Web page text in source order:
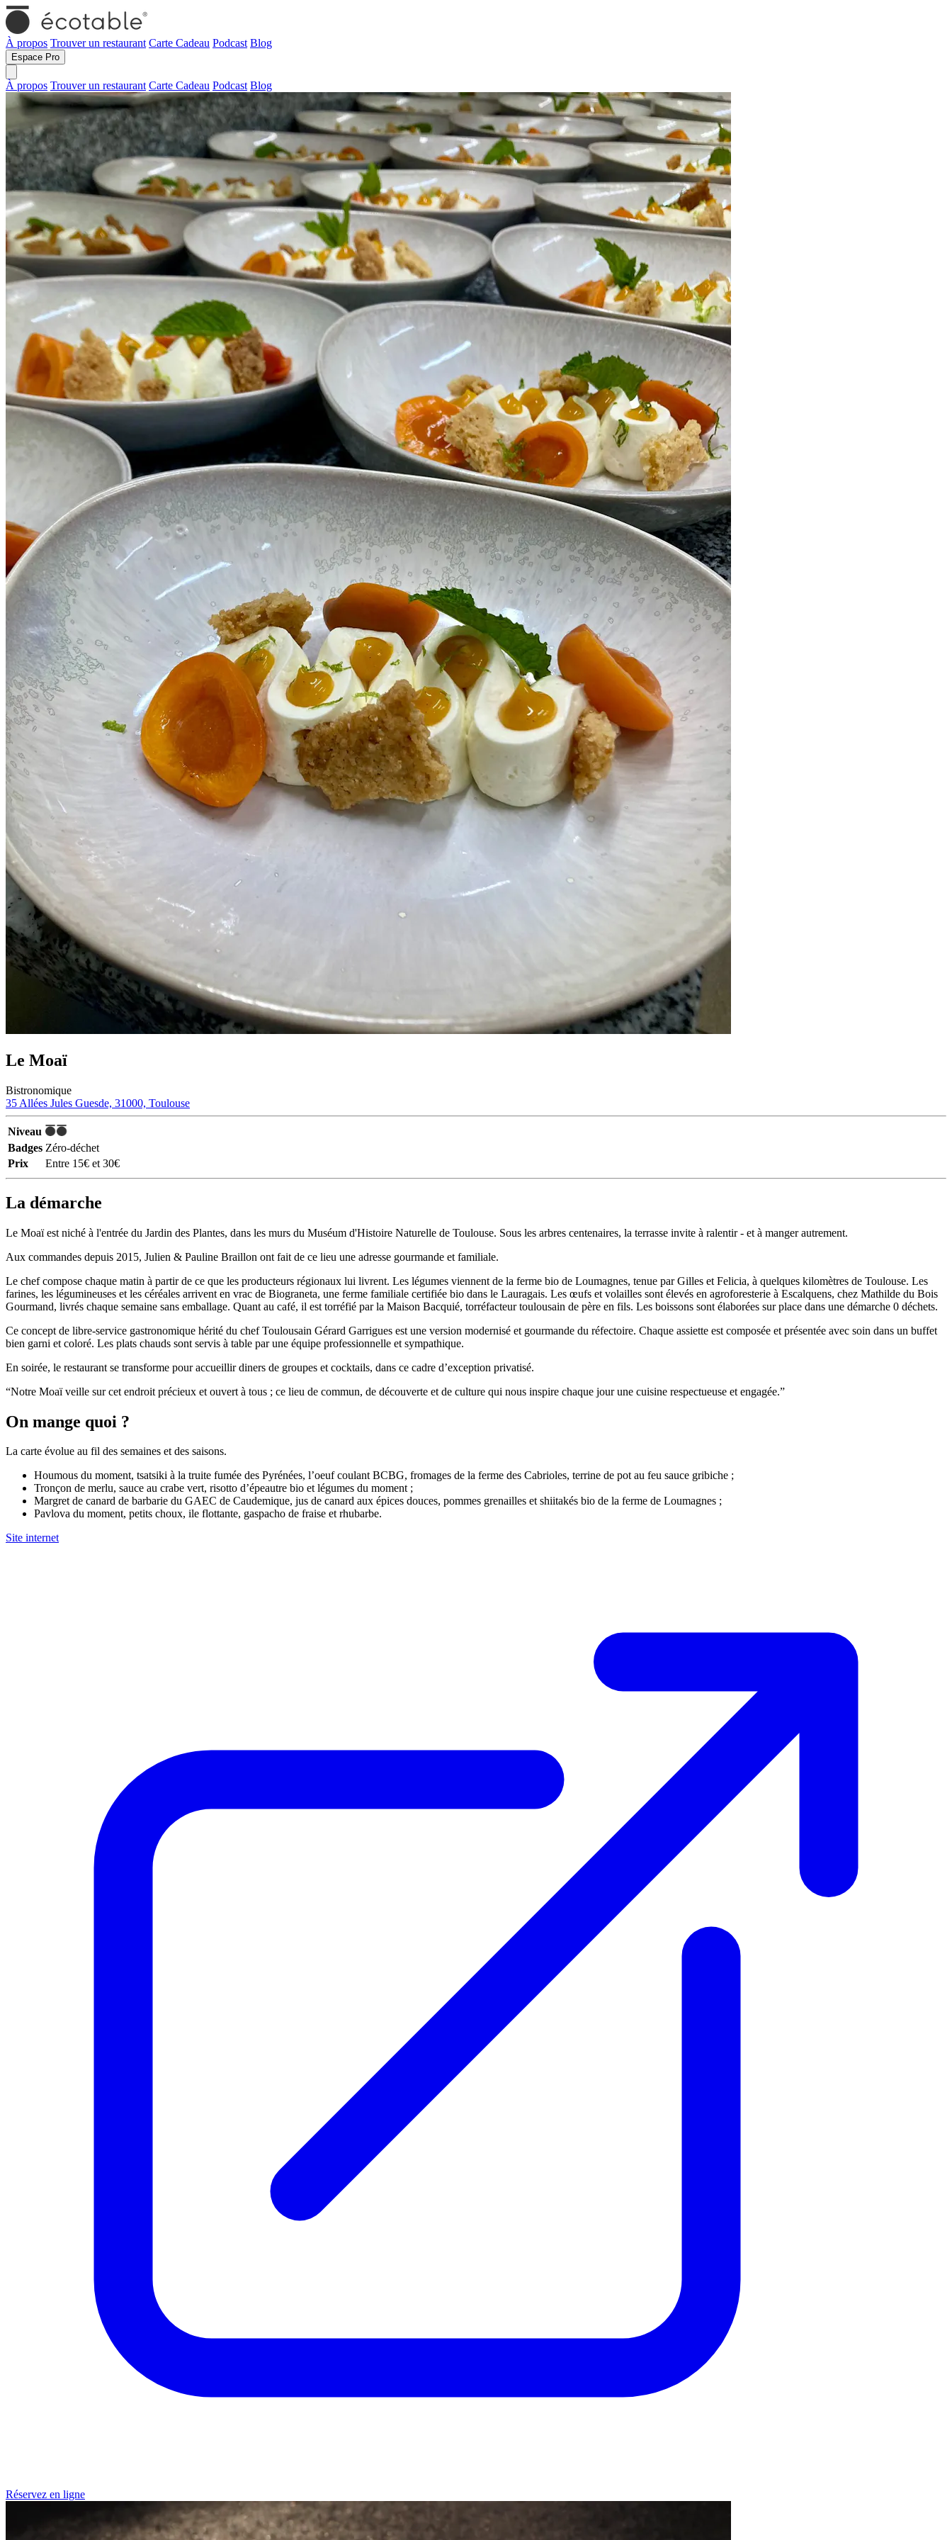
À propos Trouver un restaurant Carte Cadeau Podcast Blog
Espace Pro
À propos Trouver un restaurant Carte Cadeau Podcast Blog
Le Moaï
Bistronomique
35 Allées Jules Guesde, 31000, Toulouse
Niveau
Badges Zéro-déchet
Prix
Entre 15€ et 30€
La démarche
Le Moaï est niché à l'entrée du Jardin des Plantes, dans les murs du Muséum d'Histoire Naturelle de Toulouse. Sous les arbres centenaires, la terrasse invite à ralentir - et à manger autrement.
Aux commandes depuis 2015, Julien & Pauline Braillon ont fait de ce lieu une adresse gourmande et familiale.
Le chef compose chaque matin à partir de ce que les producteurs régionaux lui livrent. Les légumes viennent de la ferme bio de Loumagnes, tenue par Gilles et Felicia, à quelques kilomètres de Toulouse. Les
farines, les légumineuses et les céréales arrivent en vrac de Biograneta, une ferme familiale certifiée bio dans le Lauragais. Les œufs et volailles sont élevés en agroforesterie à Escalquens, chez Mathilde du Bois
Gourmand, livrés chaque semaine sans emballage. Quant au café, il est torréfié par la Maison Bacquié, torréfacteur toulousain de père en fils. Les boissons sont élaborées sur place dans une démarche 0 déchets.
Ce concept de libre-service gastronomique hérité du chef Toulousain Gérard Garrigues est une version modernisé et gourmande du réfectoire. Chaque assiette est composée et présentée avec soin dans un buffet
bien garni et coloré. Les plats chauds sont servis à table par une équipe professionnelle et sympathique.
En soirée, le restaurant se transforme pour accueillir diners de groupes et cocktails, dans ce cadre d’exception privatisé.
“Notre Moaï veille sur cet endroit précieux et ouvert à tous ; ce lieu de commun, de découverte et de culture qui nous inspire chaque jour une cuisine respectueuse et engagée.”
On mange quoi ?
La carte évolue au fil des semaines et des saisons.
Houmous du moment, tsatsiki à la truite fumée des Pyrénées, l’oeuf coulant BCBG, fromages de la ferme des Cabrioles, terrine de pot au feu sauce gribiche ;
Tronçon de merlu, sauce au crabe vert, risotto d’épeautre bio et légumes du moment ;
Margret de canard de barbarie du GAEC de Caudemique, jus de canard aux épices douces, pommes grenailles et shiitakés bio de la ferme de Loumagnes ;
Pavlova du moment, petits choux, ile flottante, gaspacho de fraise et rhubarbe.
Site internet
Réservez en ligne